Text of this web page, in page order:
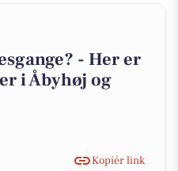
- Her er
i Åbyhøj og
Kopiér link